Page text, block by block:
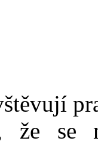
že se